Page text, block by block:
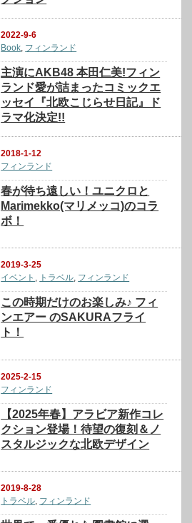
2022-9-6
Book フィンランド
主演にAKB48 本田仁美!フィン
ランド愛が詰まったコミックエ
ッセイ『北欧こじらせ日記』ド
ラマ化決定!!
2018-1-12
フィンランド
春が待ち遠しい！ユニクロと
Marimekko(マリメッコ)のコラ
ボ！
2019-3-25
イベント , トラベル, フィンランド
この時期だけのお楽しみ♪ フィ
ンエアー のSAKURAフライ
ト！
2025-2-15
フィンランド
【2025年春】アラビア新作コレ
クション登場！待望の復刻＆ノ
スタルジックな北欧デザイン
2019-8-28
トラベル, フィンランド